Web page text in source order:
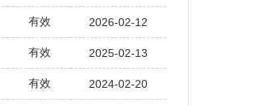
有效 2026-02-12
有效 2025-02-13
有效 2024-02-20